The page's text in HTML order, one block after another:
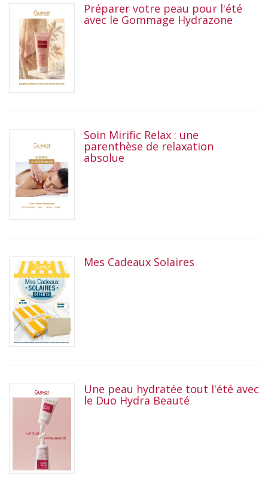
Préparer votre peau pour l'été
avec le Gommage Hydrazone
Soin Mirific Relax : une
parenthèse de relaxation
absolue
Mes Cadeaux Solaires
Une peau hydratée tout l'été avec
le Duo Hydra Beauté